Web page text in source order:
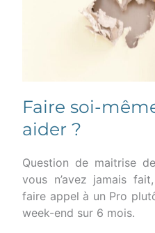
Faire soi-
aider ?
Question de maitrise
vous n’avez jamais
faire appel à un Pro
week-end sur 6 mois.